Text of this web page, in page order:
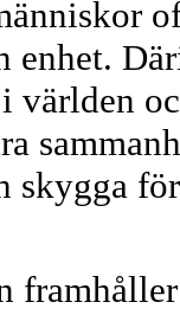
världen
skygga